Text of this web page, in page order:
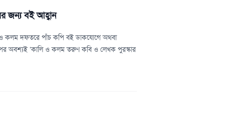
জন্য বই আহ্বান
ও কলম দফতরে পাঁচ কপি বই ডাকযোগে অথবা
অবশ্যই ‘কালি ও কলম তরুণ কবি ও লেখক পুরস্কার